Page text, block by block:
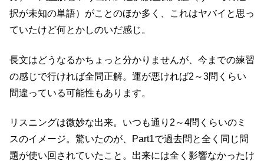
択が未知の単語）がことのほか多く、これはヤバイと思っ
ていたけど何とかしのいだ感じ。
長文はどうなるかちょっと分かりませんが、今までの練習
の感じで行ければ全問正解。運が悪ければ2～3問くらい
間違っている可能性もあります。
リスニングは微妙な出来。いつも通り2～4問くらいのミ
スのイメージ。驚いたのが、Part1で過去問と全く同じ問
題が使い回されていたこと。出来には全く影響なかったけ